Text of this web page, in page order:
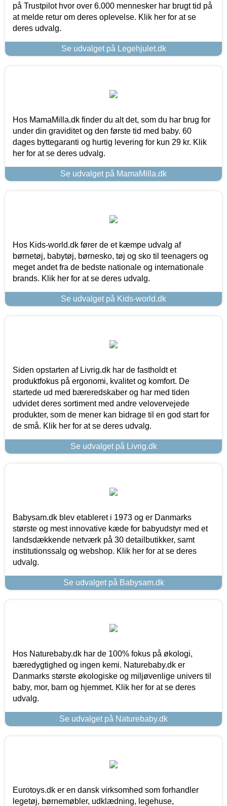
på Trustpilot hvor over 6.000 mennesker har brugt tid på
at melde retur om deres oplevelse. Klik her for at se
deres udvalg.
Se udvalget på Legehjulet.dk
Hos MamaMilla.dk finder du alt det, som du har brug for
under din graviditet og den første tid med baby. 60
dages byttegaranti og hurtig levering for kun 29 kr. Klik
her for at se deres udvalg.
Se udvalget på MamaMilla.dk
Hos Kids-world.dk fører de et kæmpe udvalg af
børnetøj, babytøj, børnesko, tøj og sko til teenagers og
meget andet fra de bedste nationale og internationale
brands. Klik her for at se deres udvalg.
Se udvalget på Kids-world.dk
Siden opstarten af Livrig.dk har de fastholdt et
produktfokus på ergonomi, kvalitet og komfort. De
startede ud med bæreredskaber og har med tiden
udvidet deres sortiment med andre velovervejede
produkter, som de mener kan bidrage til en god start for
de små. Klik her for at se deres udvalg.
Se udvalget på Livrig.dk
Babysam.dk blev etableret i 1973 og er Danmarks
største og mest innovative kæde for babyudstyr med et
landsdækkende netværk på 30 detailbutikker, samt
institutionssalg og webshop. Klik her for at se deres
udvalg.
Se udvalget på Babysam.dk
Hos Naturebaby.dk har de 100% fokus på økologi,
bæredygtighed og ingen kemi. Naturebaby.dk er
Danmarks største økologiske og miljøvenlige univers til
baby, mor, barn og hjemmet. Klik her for at se deres
udvalg.
Se udvalget på Naturebaby.dk
Eurotoys.dk er en dansk virksomhed som forhandler
legetøj, børnemøbler, udklædning, legehuse,